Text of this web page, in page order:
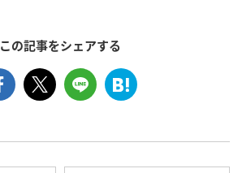
この記事をシェアする